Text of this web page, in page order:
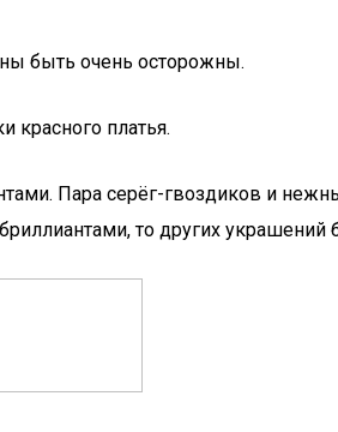
быть очень осторожны.
красного платья.
Пара серёг-гвоздиков и
то других украшений